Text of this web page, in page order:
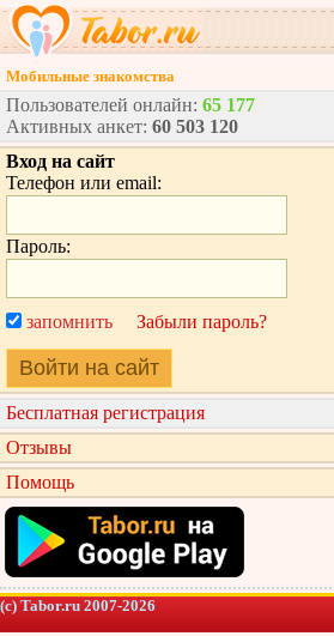
Мобильные знакомства
Пользователей онлайн: 65 177
Активных анкет: 60 503 120
Вход на сайт
Телефон или email:
Пароль:
запомнить Забыли пароль?
Войти на сайт
Бесплатная регистрация
Отзывы
Помощь
(c) Tabor.ru 2007-2026